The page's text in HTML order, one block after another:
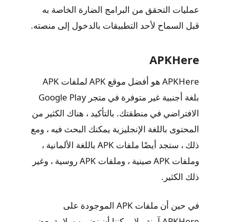
عمليات التحقق من البرامج الضارة الخاصة به
قبل السماح لأحد التطبيقات بالدخول إلى منصته.
APKHere
APKHere هو أفضل موقع APK لملفات APK
بلغة أجنبية غير متوفرة في متجر Google Play
الافتراضي في منطقتك. بالتأكيد ، هناك الكثير من
المحتوى باللغة الإنجليزية يمكنك البحث فيه ، ومع
ذلك ، ستجد أيضًا ملفات APK باللغة الألمانية ،
وملفات APK صينية ، وملفات APK روسية ، وغير
ذلك الكثير.
في حين أن ملفات APK الموجودة على